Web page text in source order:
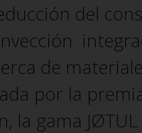
del
de
por la
la gama